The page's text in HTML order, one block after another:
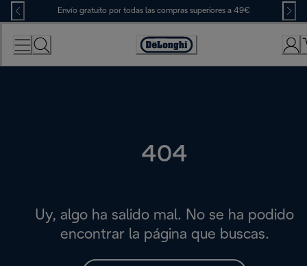
Skip
to
Content
Envío gratuito por todas las compras superiores a 49€
Accessibility
Statement
404
Uy, algo ha salido mal. No se ha podido
encontrar la página que buscas.